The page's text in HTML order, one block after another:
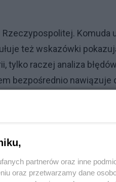
Komuda
też wskazówki
raczej analiza
bezpośrednio nawiązuje
elitą drugiej
partnerów oraz inne
oraz przetwarzamy dane